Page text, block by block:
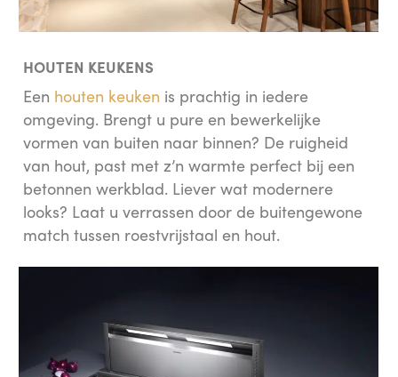
HOUTEN KEUKENS
Een houten keuken is prachtig in iedere
omgeving. Brengt u pure en bewerkelijke
vormen van buiten naar binnen? De ruigheid
van hout, past met z’n warmte perfect bij een
betonnen werkblad. Liever wat modernere
looks? Laat u verrassen door de buitengewone
match tussen roestvrijstaal en hout.